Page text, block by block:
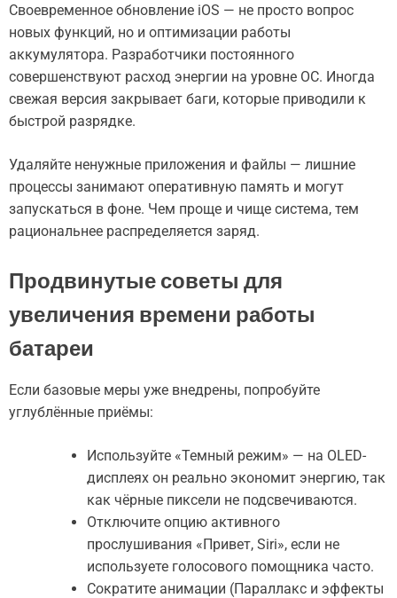
Своевременное обновление iOS — не просто вопрос
новых функций, но и оптимизации работы
аккумулятора. Разработчики постоянного
совершенствуют расход энергии на уровне ОС. Иногда
свежая версия закрывает баги, которые приводили к
быстрой разрядке.
Удаляйте ненужные приложения и файлы — лишние
процессы занимают оперативную память и могут
запускаться в фоне. Чем проще и чище система, тем
рациональнее распределяется заряд.
Продвинутые советы для
увеличения времени работы
батареи
Если базовые меры уже внедрены, попробуйте
углублённые приёмы:
Используйте «Темный режим» — на OLED-
дисплеях он реально экономит энергию, так
как чёрные пиксели не подсвечиваются.
Отключите опцию активного
прослушивания «Привет, Siri», если не
используете голосового помощника часто.
Сократите анимации (Параллакс и эффекты